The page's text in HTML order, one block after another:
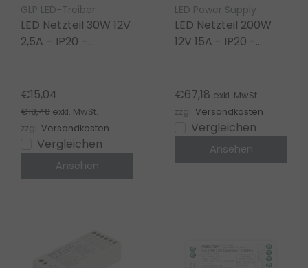
GLP LED-Treiber
LED Netzteil 30W 12V
2,5A – IP20 –
€15,04
€18,40 exkl. MwSt.
zzgl. Versandkosten
Vergleichen
Ansehen
LED Power Supply
LED Netzteil 200W
12V 15A - IP20 -
€67,18 exkl. MwSt.
zzgl. Versandkosten
Vergleichen
Ansehen